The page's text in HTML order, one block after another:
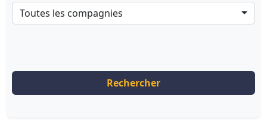
Toutes les compagnies
Rechercher